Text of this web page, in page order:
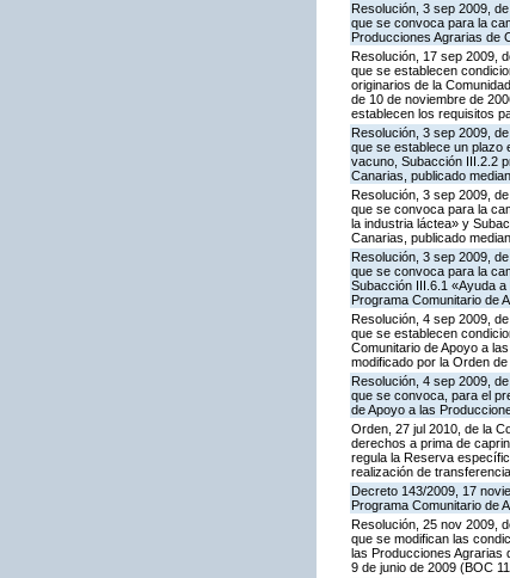
Resolución, 3 sep 2009,
que se convoca para la
Producciones Agrarias de
Resolución, 17 sep 2009,
que se establecen
originarios de la
de 10 de noviembre de
establecen los requisitos
Resolución, 3 sep 2009,
que se establece un plazo
vacuno, Subacción III.2.2
Canarias, publicado
Resolución, 3 sep 2009,
que se convoca para la
la industria láctea» y
Canarias, publicado
Resolución, 3 sep 2009,
que se convoca para la
Subacción III.6.1 «Ayuda
Programa Comunitario de
Resolución, 4 sep 2009,
que se establecen
Comunitario de Apoyo a
modificado por la Orden
Resolución, 4 sep 2009,
que se convoca, para el
de Apoyo a las
Orden, 27 jul 2010, de la
derechos a prima de
regula la Reserva
realización de
Decreto 143/2009, 17
Programa Comunitario de
Resolución, 25 nov 2009,
que se modifican las
las Producciones Agrarias
9 de junio de 2009 (BOC